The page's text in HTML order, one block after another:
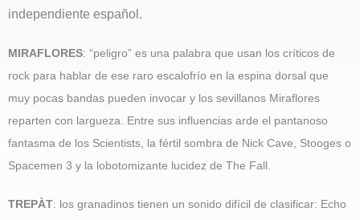
independiente español.
MIRAFLORES: “peligro” es una palabra que usan los críticos de
rock para hablar de ese raro escalofrío en la espina dorsal que
muy pocas bandas pueden invocar y los sevillanos Miraflores
reparten con largueza. Entre sus influencias arde el pantanoso
fantasma de los Scientists, la fértil sombra de Nick Cave, Stooges o
Spacemen 3 y la lobotomizante lucidez de The Fall.
TREPÀT: los granadinos tienen un sonido difícil de clasificar: Echo